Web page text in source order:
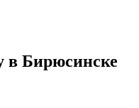
в Бирюсинске